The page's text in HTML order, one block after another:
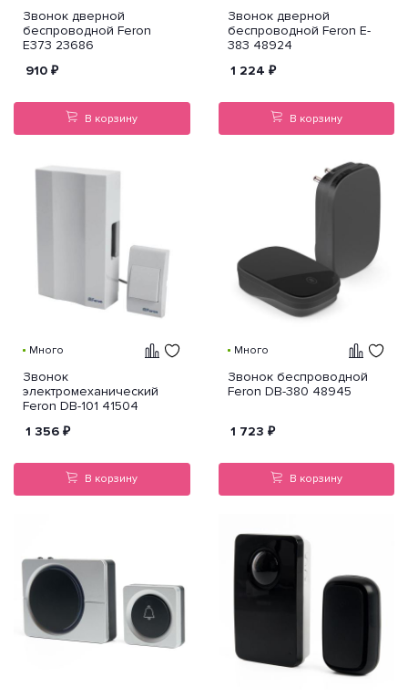
Звонок дверной
беспроводной Feron
E373 23686
910 ₽
В корзину
Звонок дверной
беспроводной Feron E-
383 48924
1 224 ₽
В корзину
Много
Звонок
электромеханический
Feron DB-101 41504
1 356 ₽
В корзину
Много
Звонок беспроводной
Feron DB-380 48945
1 723 ₽
В корзину